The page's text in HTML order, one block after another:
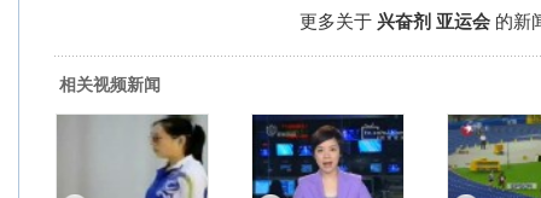
更多关于 兴奋剂 亚运会的新
相关视频新闻